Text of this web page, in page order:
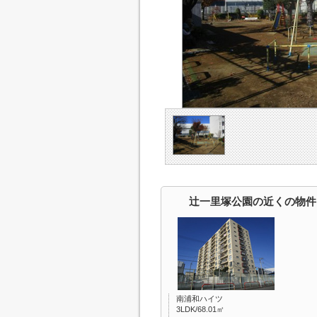
辻一里塚公園の近くの物件
南浦和ハイツ
3LDK/68.01㎡